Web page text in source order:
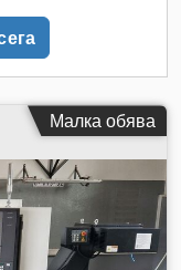
Малка обява